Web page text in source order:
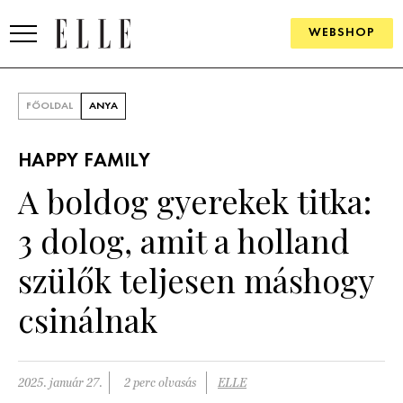
WEBSHOP
SZÉPSÉG
KULTÚRA
PÁRKAPCSOLAT
FŐOLDAL ANYA
HAPPY FAMILY
A boldog gyerekek titka:
3 dolog, amit a holland
szülők teljesen máshogy
csinálnak
2025. január 27. 2 perc olvasás ELLE